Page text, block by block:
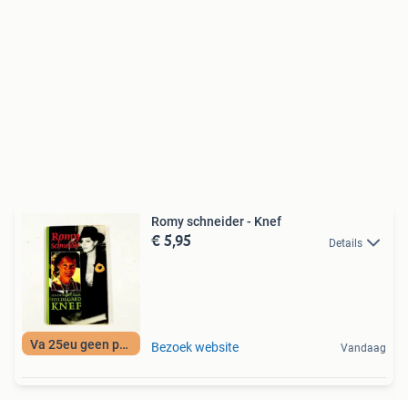
Va 25eu geen porto
Romy schneider - Knef
€ 5,95 Details
Bezoek website Vandaag